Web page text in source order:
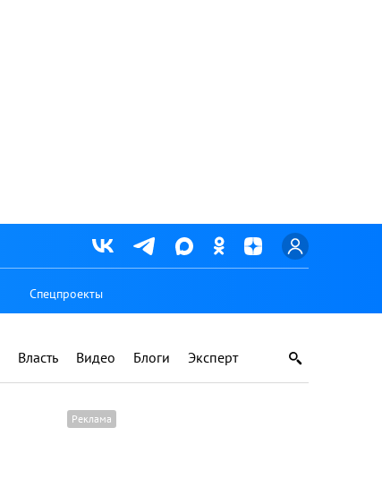
Спецпроекты
Власть Видео Блоги Эксперт